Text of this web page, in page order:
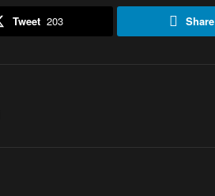
Tweet 203 Share